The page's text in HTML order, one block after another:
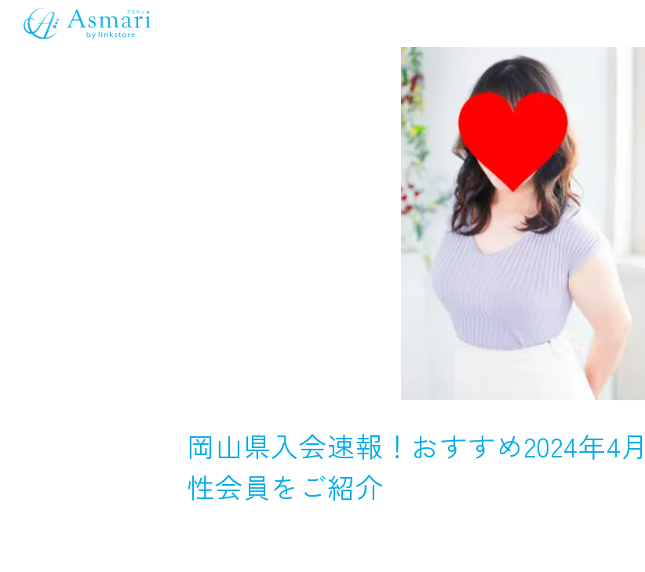
岡山県入会速報！おすすめ2024年4
性会員をご紹介